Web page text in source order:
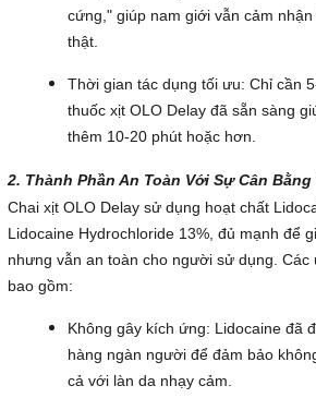
cứng," giúp nam giới vẫn cảm
thật.
Thời gian tác dụng tối ưu: Chỉ cần
thuốc xịt OLO Delay đã sẵn sàng
thêm 10-20 phút hoặc hơn.
2. Thành Phần An Toàn Với Sự Cân
Chai xịt OLO Delay sử dụng hoạt chất
Lidocaine Hydrochloride 13%, đủ mạnh để
nhưng vẫn an toàn cho người sử dụng. Các
bao gồm:
Không gây kích ứng: Lidocaine đã
hàng ngàn người để đảm bảo
cả với làn da nhạy cảm.